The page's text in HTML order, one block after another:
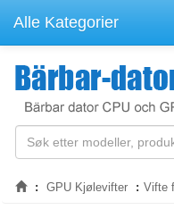
Alle Kategorier
GPU Kjølevifter Vifte